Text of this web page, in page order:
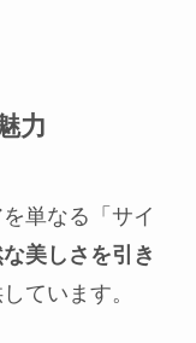
力
単なる「サイ
な美しさを引き
ています。